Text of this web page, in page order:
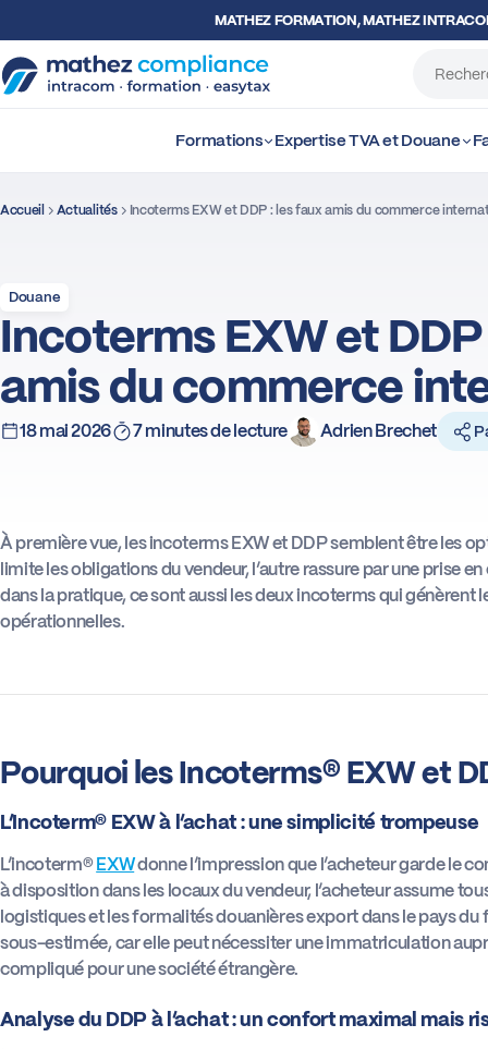
MATHEZ FORMATION, MATHEZ
Formations Expertise TVA et Douane
Accueil Actualités Incoterms EXW et DDP : les faux amis du commerce
Douane
Incoterms EXW et
amis du commerce
18 mai 2026 7 minutes de lecture Adrien Brechet
À première vue, les incoterms EXW et DDP semblent être les
limite les obligations du vendeur, l’autre rassure par une prise
dans la pratique, ce sont aussi les deux incoterms qui
opérationnelles.
Pourquoi les Incoterms® EXW et
L’Incoterm® EXW à l’achat : une simplicité trompeuse
L’incoterm®EXWdonne l’impression que l’acheteur garde le
à disposition dans les locaux du vendeur, l’acheteur assume
logistiques et les formalités douanières export dans le pays
sous-estimée, car elle peut nécessiter une immatriculation
compliqué pour une société étrangère.
Analyse du DDP à l’achat : un confort maximal mais